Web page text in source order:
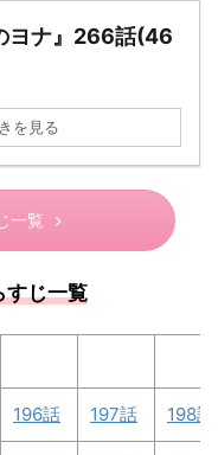
ヨナ』266話(46
を見る
一覧
すじ一覧
196話 197話 198話